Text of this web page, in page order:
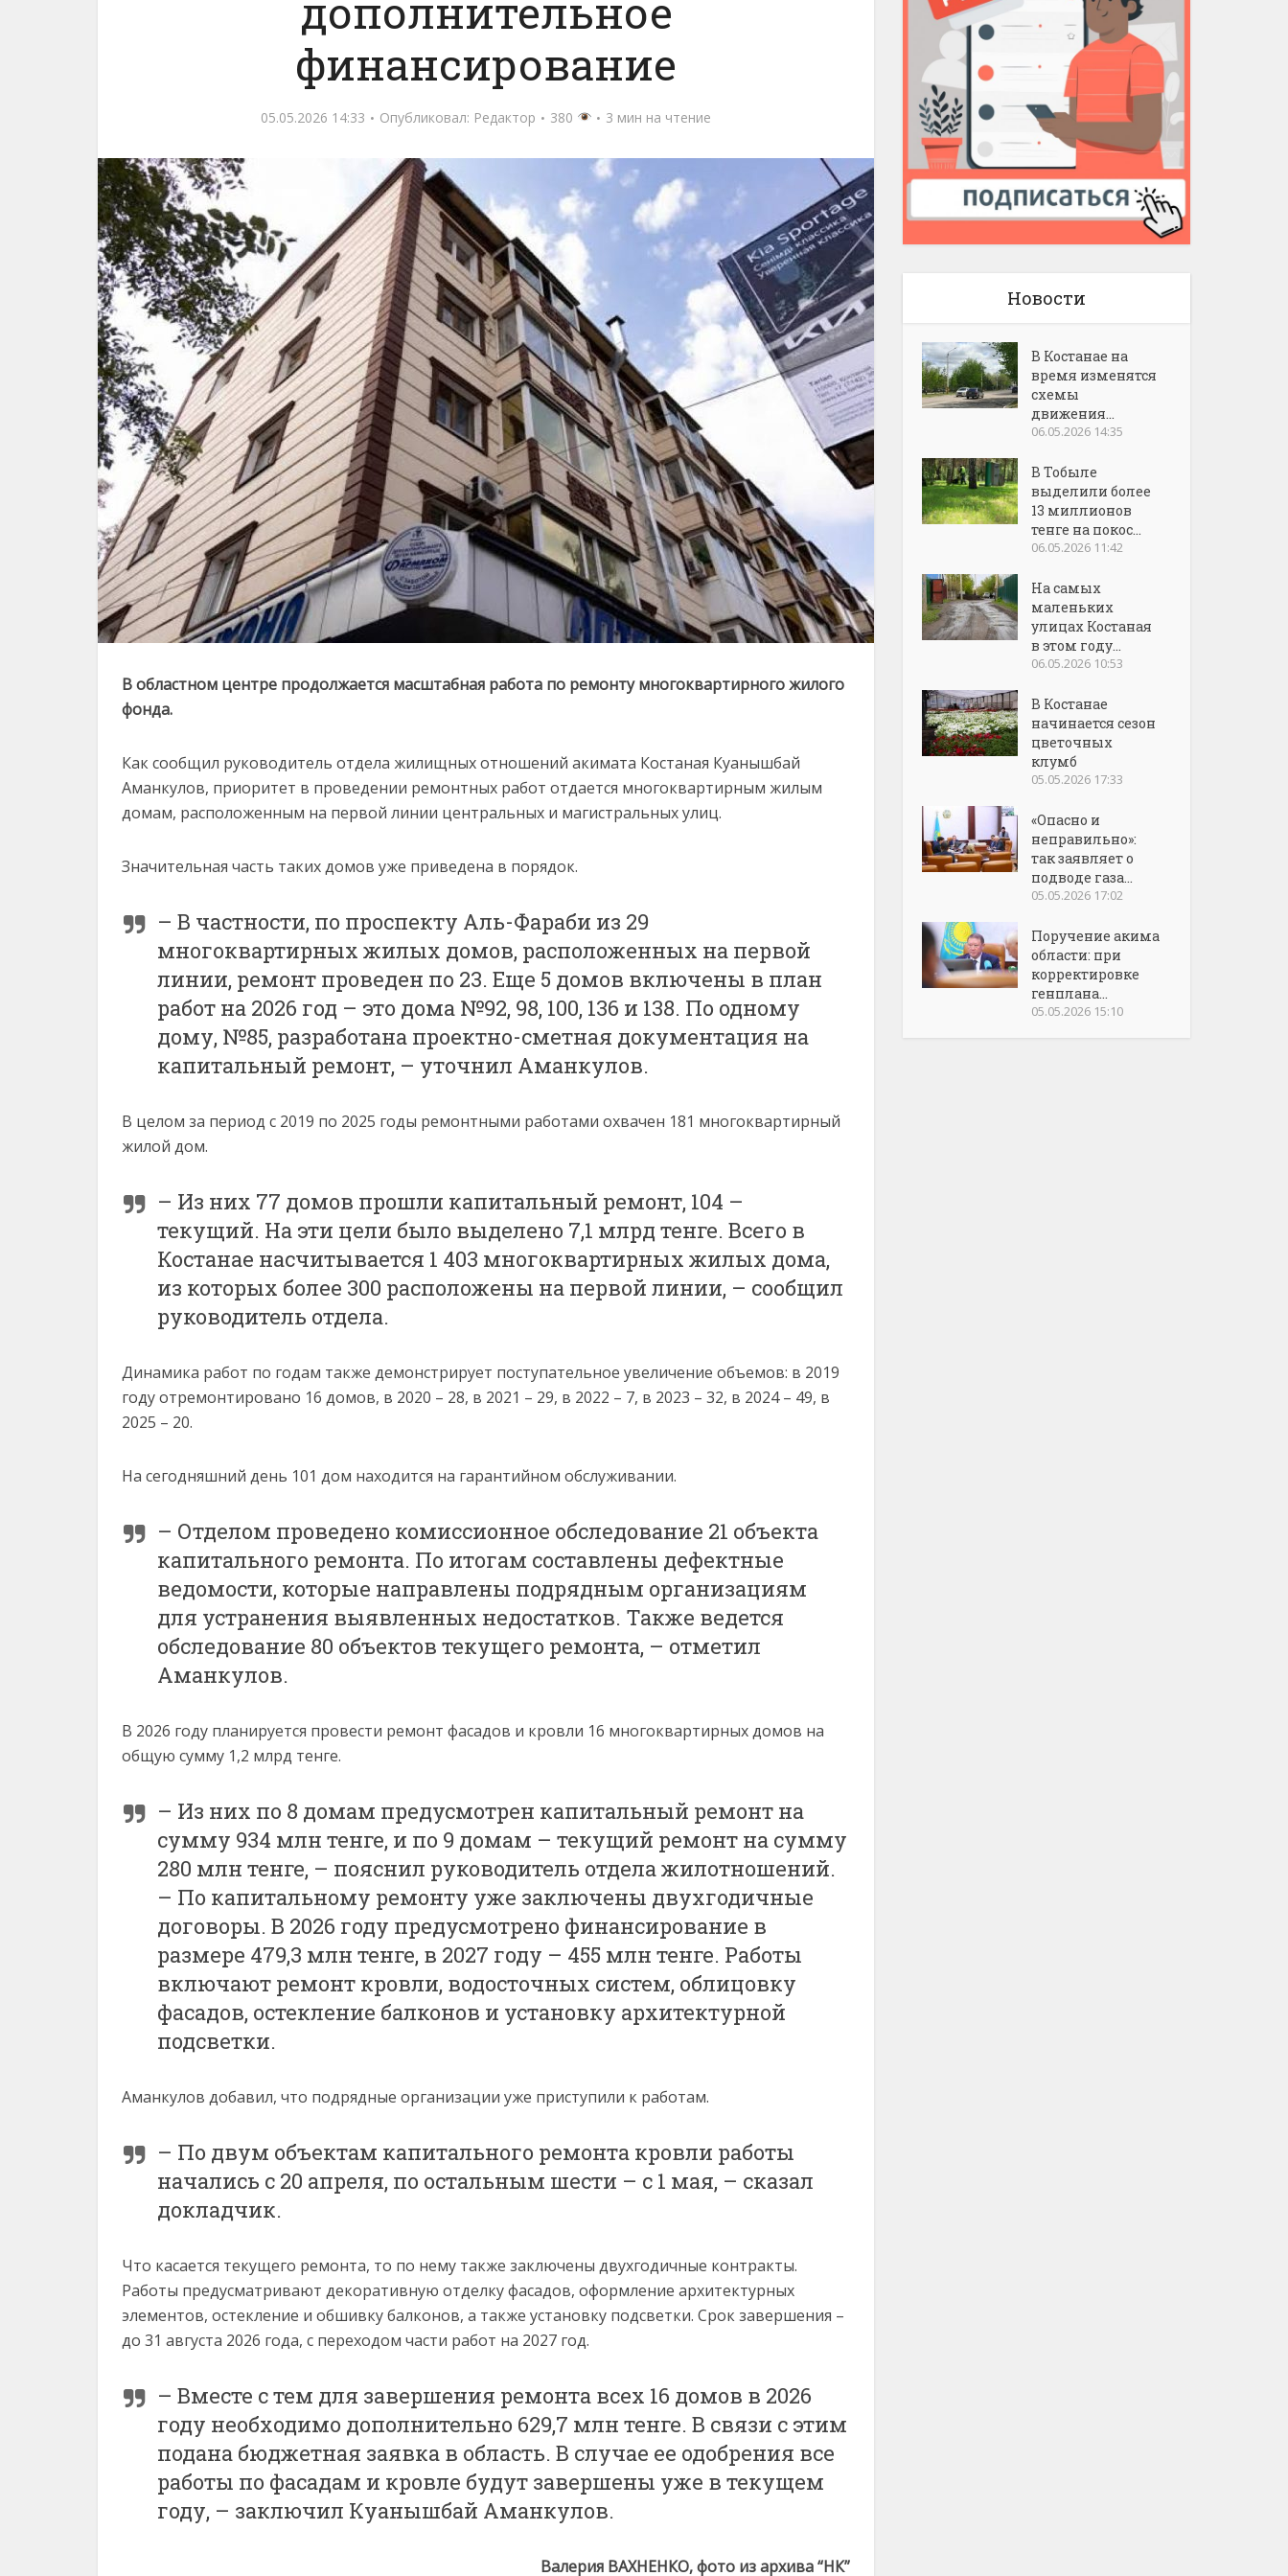
дополнительное
финансирование
05.05.2026 14:33 Опубликовал: Редактор 380 3 мин на чтение
В областном центре продолжается масштабная работа по ремонту многоквартирного жилого
фонда.
Как сообщил руководитель отдела жилищных отношений акимата Костаная Куанышбай
Аманкулов, приоритет в проведении ремонтных работ отдается многоквартирным жилым
домам, расположенным на первой линии центральных и магистральных улиц.
Значительная часть таких домов уже приведена в порядок.
– В частности, по проспекту Аль-Фараби из 29
многоквартирных жилых домов, расположенных на первой
линии, ремонт проведен по 23. Еще 5 домов включены в план
работ на 2026 год – это дома №92, 98, 100, 136 и 138. По одному
дому, №85, разработана проектно-сметная документация на
капитальный ремонт, – уточнил Аманкулов.
В целом за период с 2019 по 2025 годы ремонтными работами охвачен 181 многоквартирный
жилой дом.
– Из них 77 домов прошли капитальный ремонт, 104 –
текущий. На эти цели было выделено 7,1 млрд тенге. Всего в
Костанае насчитывается 1 403 многоквартирных жилых дома,
из которых более 300 расположены на первой линии, – сообщил
руководитель отдела.
Динамика работ по годам также демонстрирует поступательное увеличение объемов: в 2019
году отремонтировано 16 домов, в 2020 – 28, в 2021 – 29, в 2022 – 7, в 2023 – 32, в 2024 – 49, в
2025 – 20.
На сегодняшний день 101 дом находится на гарантийном обслуживании.
– Отделом проведено комиссионное обследование 21 объекта
капитального ремонта. По итогам составлены дефектные
ведомости, которые направлены подрядным организациям
для устранения выявленных недостатков. Также ведется
обследование 80 объектов текущего ремонта, – отметил
Аманкулов.
В 2026 году планируется провести ремонт фасадов и кровли 16 многоквартирных домов на
общую сумму 1,2 млрд тенге.
– Из них по 8 домам предусмотрен капитальный ремонт на
сумму 934 млн тенге, и по 9 домам – текущий ремонт на сумму
280 млн тенге, – пояснил руководитель отдела жилотношений.
– По капитальному ремонту уже заключены двухгодичные
договоры. В 2026 году предусмотрено финансирование в
размере 479,3 млн тенге, в 2027 году – 455 млн тенге. Работы
включают ремонт кровли, водосточных систем, облицовку
фасадов, остекление балконов и установку архитектурной
подсветки.
Аманкулов добавил, что подрядные организации уже приступили к работам.
– По двум объектам капитального ремонта кровли работы
начались с 20 апреля, по остальным шести – с 1 мая, – сказал
докладчик.
Что касается текущего ремонта, то по нему также заключены двухгодичные контракты.
Работы предусматривают декоративную отделку фасадов, оформление архитектурных
элементов, остекление и обшивку балконов, а также установку подсветки. Срок завершения –
до 31 августа 2026 года, с переходом части работ на 2027 год.
– Вместе с тем для завершения ремонта всех 16 домов в 2026
году необходимо дополнительно 629,7 млн тенге. В связи с этим
подана бюджетная заявка в область. В случае ее одобрения все
работы по фасадам и кровле будут завершены уже в текущем
году, – заключил Куанышбай Аманкулов.
Валерия ВАХНЕНКО, фото из архива “НК”
Новости
В Костанае на
время изменятся
схемы
движения...
06.05.2026 14:35
В Тобыле
выделили более
13 миллионов
тенге на покос...
06.05.2026 11:42
На самых
маленьких
улицах Костаная
в этом году...
06.05.2026 10:53
В Костанае
начинается сезон
цветочных
клумб
05.05.2026 17:33
«Опасно и
неправильно»:
так заявляет о
подводе газа...
05.05.2026 17:02
Поручение акима
области: при
корректировке
генплана...
05.05.2026 15:10